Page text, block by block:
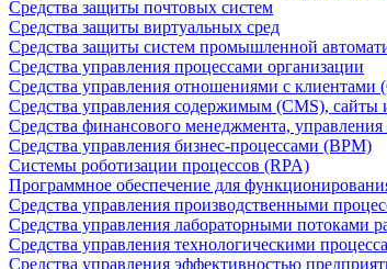
Средства защиты почтовых систем
Средства защиты виртуальных сред
Средства защиты систем промышленной
Средства управления процессами организации
Средства управления отношениями с клиентами
Средства управления содержимым (CMS), сайты
Средства финансового менеджмента,
Средства управления бизнес-процессами (BPM)
Системы роботизации процессов (RPA)
Программное обеспечение для
Средства управления производственными
Средства управления лабораторными потоками
Средства управления технологическими
Средства управления эффективностью